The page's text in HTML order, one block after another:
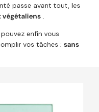
passe avant tout, les
végétaliens .
enfin vous
vos tâches ; sans